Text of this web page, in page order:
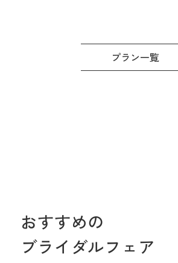
プラン一覧
おすすめの
ブライダルフェア